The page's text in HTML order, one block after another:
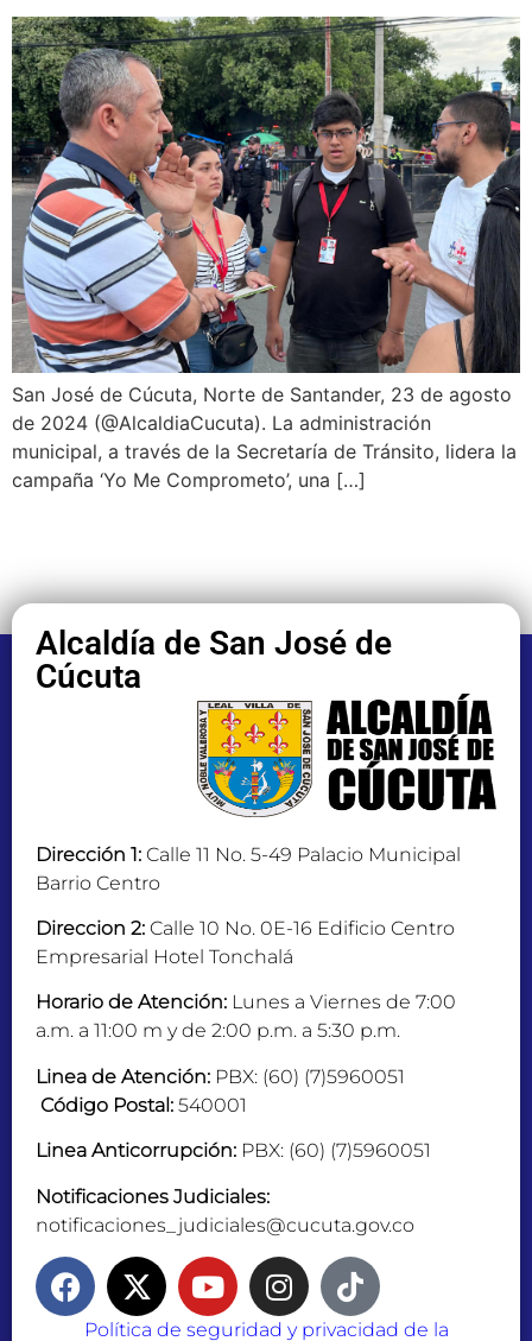
San José de Cúcuta, Norte de Santander, 23 de agosto
de 2024 (@AlcaldiaCucuta). La administración
municipal, a través de la Secretaría de Tránsito, lidera la
campaña ‘Yo Me Comprometo’, una […]
Alcaldía de San José de
Cúcuta
Dirección 1: Calle 11 No. 5-49 Palacio Municipal
Barrio Centro
Direccion 2: Calle 10 No. 0E-16 Edificio Centro
Empresarial Hotel Tonchalá
Horario de Atención: Lunes a Viernes de 7:00
a.m. a 11:00 m y de 2:00 p.m. a 5:30 p.m.
Linea de Atención: PBX: (60) (7)5960051
Código Postal: 540001
Linea Anticorrupción: PBX: (60) (7)5960051
Notificaciones Judiciales:
notificaciones_judiciales@cucuta.gov.co
Política de seguridad y privacidad de la